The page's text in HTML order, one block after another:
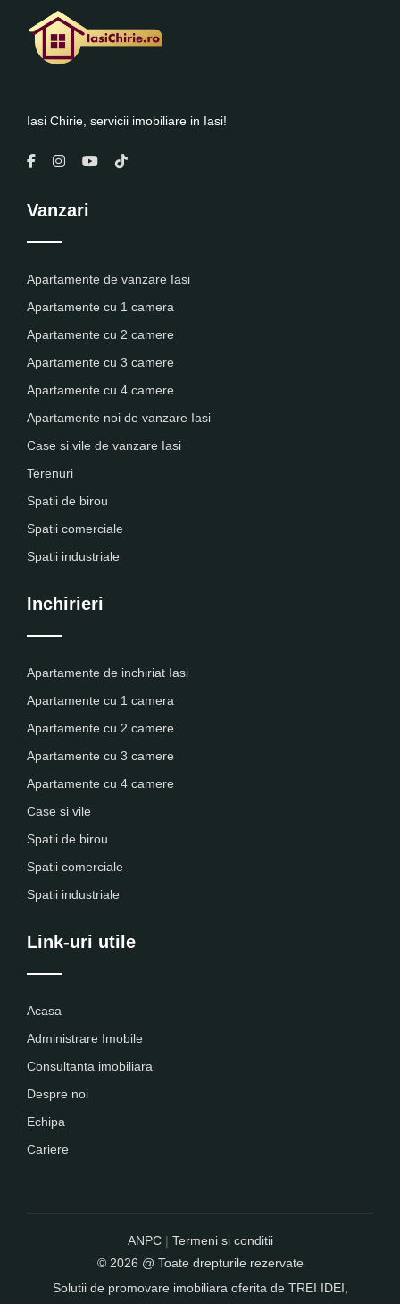
Iasi Chirie, servicii imobiliare in Iasi!
Vanzari
Apartamente de vanzare Iasi
Apartamente cu 1 camera
Apartamente cu 2 camere
Apartamente cu 3 camere
Apartamente cu 4 camere
Apartamente noi de vanzare Iasi
Case si vile de vanzare Iasi
Terenuri
Spatii de birou
Spatii comerciale
Spatii industriale
Inchirieri
Apartamente de inchiriat Iasi
Apartamente cu 1 camera
Apartamente cu 2 camere
Apartamente cu 3 camere
Apartamente cu 4 camere
Case si vile
Spatii de birou
Spatii comerciale
Spatii industriale
Link-uri utile
Acasa
Administrare Imobile
Consultanta imobiliara
Despre noi
Echipa
Cariere
ANPC| Termeni si conditii
© 2026 @ Toate drepturile rezervate
Solutii de promovare imobiliara oferita de TREI IDEI,